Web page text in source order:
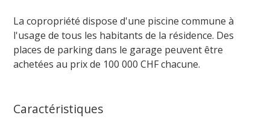
La copropriété dispose d'une piscine commune à
l'usage de tous les habitants de la résidence. Des
places de parking dans le garage peuvent être
achetées au prix de 100 000 CHF chacune.
Caractéristiques